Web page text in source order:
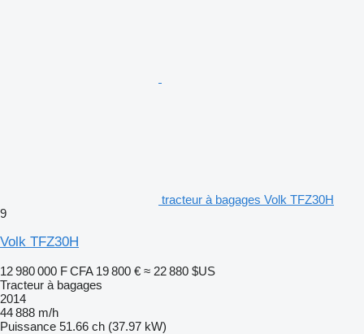
tracteur à bagages Volk TFZ30H
9
Volk TFZ30H
12 980 000 F CFA 19 800 € ≈ 22 880 $US
Tracteur à bagages
2014
44 888 m/h
Puissance 51.66 ch (37.97 kW)